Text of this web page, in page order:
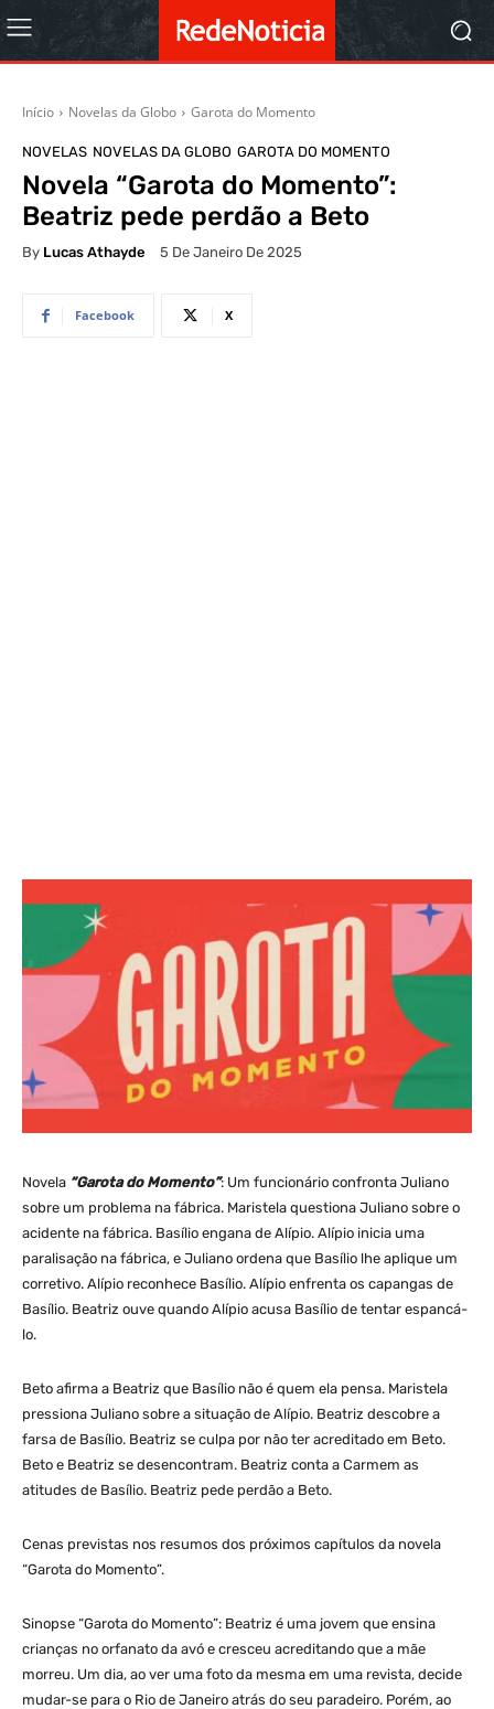
Início Novelas da Globo Garota do Momento
NOVELAS NOVELAS DA GLOBO GAROTA DO MOMENTO
Novela “Garota do Momento”:
Beatriz pede perdão a Beto
By Lucas Athayde 5 De Janeiro De 2025
Facebook X
Novela “Garota do Momento”: Um funcionário confronta Juliano
sobre um problema na fábrica. Maristela questiona Juliano sobre o
acidente na fábrica. Basílio engana de Alípio. Alípio inicia uma
paralisação na fábrica, e Juliano ordena que Basílio lhe aplique um
corretivo. Alípio reconhece Basílio. Alípio enfrenta os capangas de
Basílio. Beatriz ouve quando Alípio acusa Basílio de tentar espancá-
lo.
Beto afirma a Beatriz que Basílio não é quem ela pensa. Maristela
pressiona Juliano sobre a situação de Alípio. Beatriz descobre a
farsa de Basílio. Beatriz se culpa por não ter acreditado em Beto.
Beto e Beatriz se desencontram. Beatriz conta a Carmem as
atitudes de Basílio. Beatriz pede perdão a Beto.
Cenas previstas nos resumos dos próximos capítulos da novela
“Garota do Momento”.
Sinopse “Garota do Momento”: Beatriz é uma jovem que ensina
crianças no orfanato da avó e cresceu acreditando que a mãe
morreu. Um dia, ao ver uma foto da mesma em uma revista, decide
mudar-se para o Rio de Janeiro atrás do seu paradeiro. Porém, ao